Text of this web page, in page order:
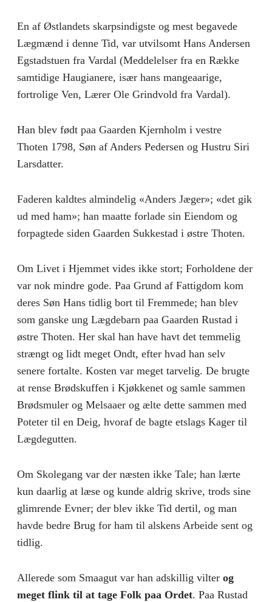
En af Østlandets skarpsindigste og mest begavede
Lægmænd i denne Tid, var utvilsomt Hans Andersen
Egstadstuen fra Vardal (Meddelelser fra en Række
samtidige Haugianere, især hans mangeaarige,
fortrolige Ven, Lærer Ole Grindvold fra Vardal).
Han blev født paa Gaarden Kjernholm i vestre
Thoten 1798, Søn af Anders Pedersen og Hustru Siri
Larsdatter.
Faderen kaldtes almindelig «Anders Jæger»; «det gik
ud med ham»; han maatte forlade sin Eiendom og
forpagtede siden Gaarden Sukkestad i østre Thoten.
Om Livet i Hjemmet vides ikke stort; Forholdene der
var nok mindre gode. Paa Grund af Fattigdom kom
deres Søn Hans tidlig bort til Fremmede; han blev
som ganske ung Lægdebarn paa Gaarden Rustad i
østre Thoten. Her skal han have havt det temmelig
strængt og lidt meget Ondt, efter hvad han selv
senere fortalte. Kosten var meget tarvelig. De brugte
at rense Brødskuffen i Kjøkkenet og samle sammen
Brødsmuler og Melsaaer og ælte dette sammen med
Poteter til en Deig, hvoraf de bagte etslags Kager til
Lægdegutten.
Om Skolegang var der næsten ikke Tale; han lærte
kun daarlig at læse og kunde aldrig skrive, trods sine
glimrende Evner; der blev ikke Tid dertil, og man
havde bedre Brug for ham til alskens Arbeide sent og
tidlig.
Allerede som Smaagut var han adskillig vilter og
meget flink til at tage Folk paa Ordet. Paa Rustad